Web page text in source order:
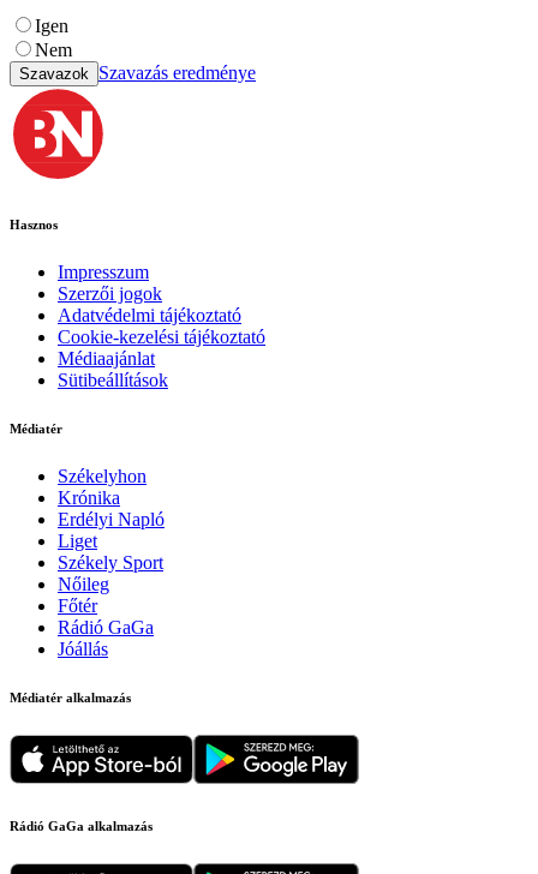
Igen
Nem
Szavazok Szavazás eredménye
Hasznos
Impresszum
Szerzői jogok
Adatvédelmi tájékoztató
Cookie-kezelési tájékoztató
Médiaajánlat
Sütibeállítások
Médiatér
Székelyhon
Krónika
Erdélyi Napló
Liget
Székely Sport
Nőileg
Főtér
Rádió GaGa
Jóállás
Médiatér alkalmazás
Rádió GaGa alkalmazás